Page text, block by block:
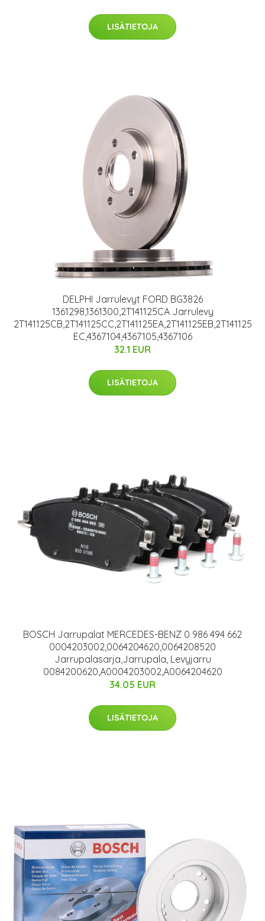
LISÄTIETOJA
DELPHI Jarrulevyt FORD BG3826
1361298,1361300,2T141125CA Jarrulevy
2T141125CB,2T141125CC,2T141125EA,2T141125EB,2T141125
EC,4367104,4367105,4367106
32.1 EUR
LISÄTIETOJA
BOSCH Jarrupalat MERCEDES-BENZ 0 986 494 662
0004203002,0064204620,0064208520
Jarrupalasarja,Jarrupala, Levyjarru
0084200620,A0004203002,A0064204620
34.05 EUR
LISÄTIETOJA